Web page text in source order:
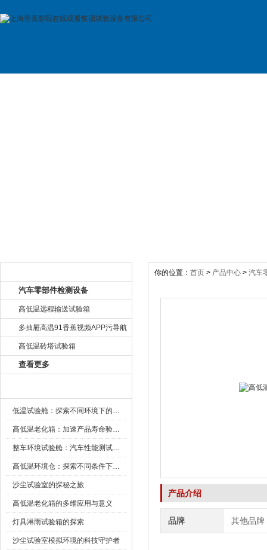
汽车零部件检测设备
高低温远程输送试验箱
多抽屉高温91香蕉视频APP污导航
高低温砖塔试验箱
查看更多
低温试验舱：探索不同环境下的科技边界
高低温老化箱：加速产品寿命验证的可靠伙伴
整车环境试验舱：汽车性能测试的设备
高低温环境仓：探索不同条件下的科学奥秘
沙尘试验室的探秘之旅
高低温老化箱的多维应用与意义
灯具淋雨试验箱的探索
沙尘试验室模拟环境的科技守护者
你的位置： 首页 > 产品中心 > 汽车
产品介绍
品牌 其他品牌